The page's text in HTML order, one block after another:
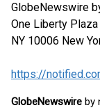
GlobeNewswire
One Liberty
NY 10006 New
https://
GlobeNewswire by